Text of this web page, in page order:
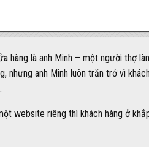
hàng là anh Minh – một người thợ
anh Minh luôn trăn trở vì
website riêng thì khách hàng ở